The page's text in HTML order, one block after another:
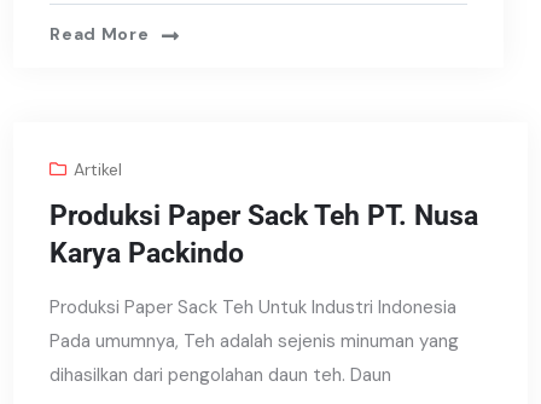
Read More
Artikel
Produksi Paper Sack Teh PT. Nusa
Karya Packindo
Produksi Paper Sack Teh Untuk Industri Indonesia
Pada umumnya, Teh adalah sejenis minuman yang
dihasilkan dari pengolahan daun teh. Daun